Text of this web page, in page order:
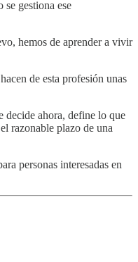
gestiona ese
hemos de aprender a vivir
de esta profesión unas
decide ahora, define lo que
razonable plazo de una
personas interesadas en